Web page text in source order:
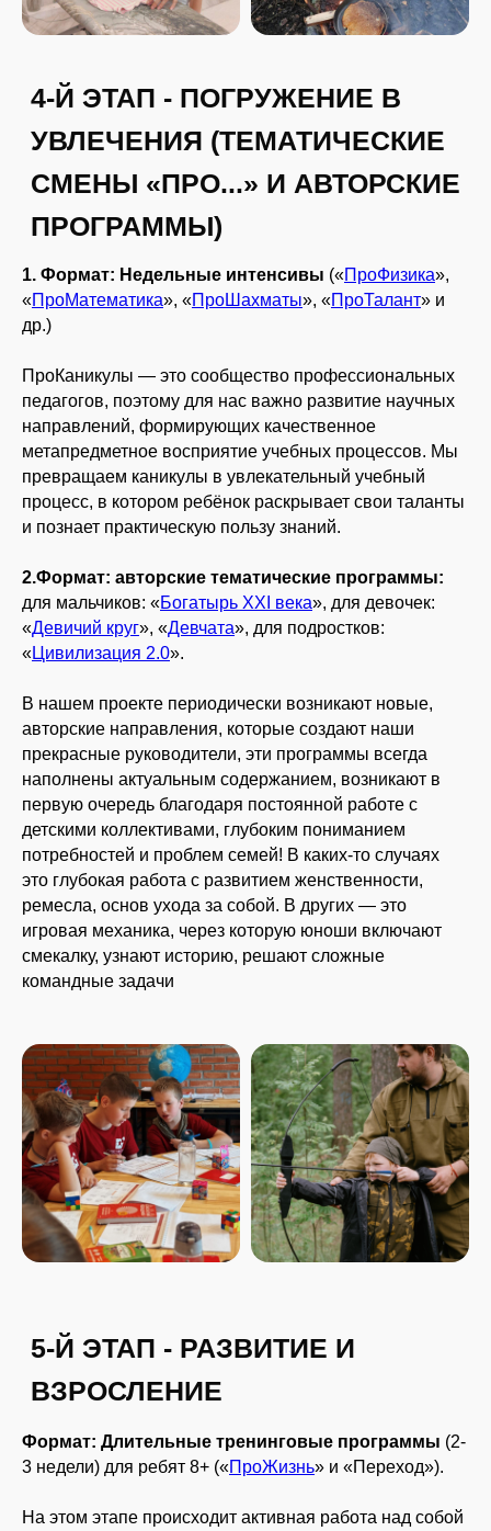
1. Формат: Недельные интенсивы («ПроФизика»,
«ПроМатематика», «ПроШахматы», «ПроТалант» и
др.)
ПроКаникулы — это сообщество профессиональных
педагогов, поэтому для нас важно развитие научных
направлений, формирующих качественное
метапредметное восприятие учебных процессов. Мы
превращаем каникулы в увлекательный учебный
процесс, в котором ребёнок раскрывает свои таланты
и познает практическую пользу знаний.
2.Формат: авторские тематические программы:
для мальчиков: «Богатырь XXI века», для девочек:
«Девичий круг», «Девчата», для подростков:
«Цивилизация 2.0».
В нашем проекте периодически возникают новые,
авторские направления, которые создают наши
прекрасные руководители, эти программы всегда
наполнены актуальным содержанием, возникают в
первую очередь благодаря постоянной работе с
детскими коллективами, глубоким пониманием
потребностей и проблем семей! В каких-то случаях
это глубокая работа с развитием женственности,
ремесла, основ ухода за собой. В других — это
игровая механика, через которую юноши включают
смекалку, узнают историю, решают сложные
командные задачи
Формат: Длительные тренинговые программы (2-
3 недели) для ребят 8+ («ПроЖизнь» и «Переход»).
На этом этапе происходит активная работа над собой
6-Й ЭТАП - ВОСПИТАНИЕ
БУДУЩЕГО
©ПРОканикулы
Согласие на обработку ПД
Оферта
Контакты
Организация
мероприятий